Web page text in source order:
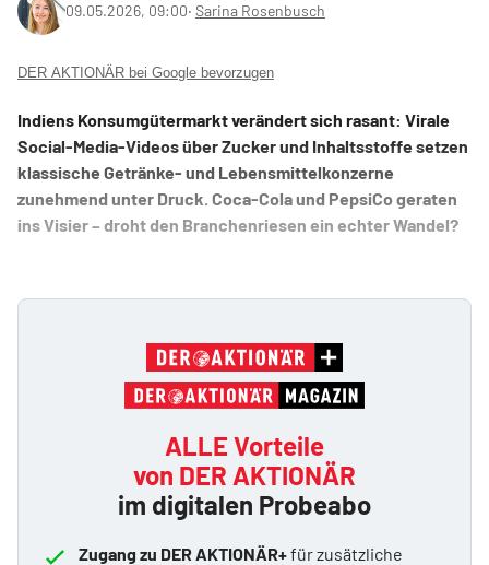
09.05.2026, 09:00‧ Sarina Rosenbusch
DER AKTIONÄR bei Google bevorzugen
Indiens Konsumgütermarkt verändert sich rasant: Virale
Social-Media-Videos über Zucker und Inhaltsstoffe setzen
klassische Getränke- und Lebensmittelkonzerne
zunehmend unter Druck. Coca-Cola und PepsiCo geraten
ins Visier – droht den Branchenriesen ein echter Wandel?
ALLE Vorteile
von DER AKTIONÄR
im digitalen Probeabo
Zugang zu DER AKTIONÄR+für zusätzliche